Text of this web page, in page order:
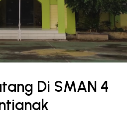
Di SMAN 4